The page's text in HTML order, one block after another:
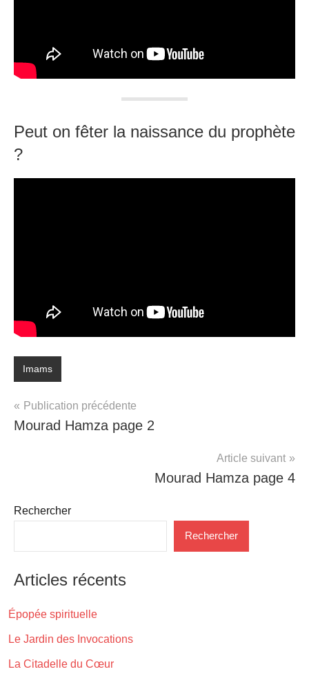
Peut on fêter la naissance du prophète
?
Imams
Navigation
de
Publication précédente
Mourad Hamza page 2
Article suivant
Mourad Hamza page 4
Rechercher
Rechercher
Articles récents
Épopée spirituelle
Le Jardin des Invocations
La Citadelle du Cœur